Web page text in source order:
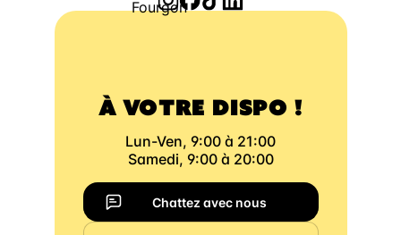
À VOTRE DISPO !
Lun-Ven, 9:00 à 21:00
Samedi, 9:00 à 20:00
Chattez avec nous